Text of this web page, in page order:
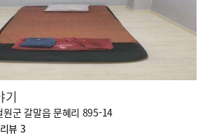
기
원군 갈말읍 문혜리 895-14
리뷰 3